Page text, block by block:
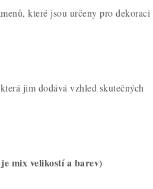
které jsou určeny pro dekoraci
jim dodává vzhled skutečných
mix velikostí a barev)